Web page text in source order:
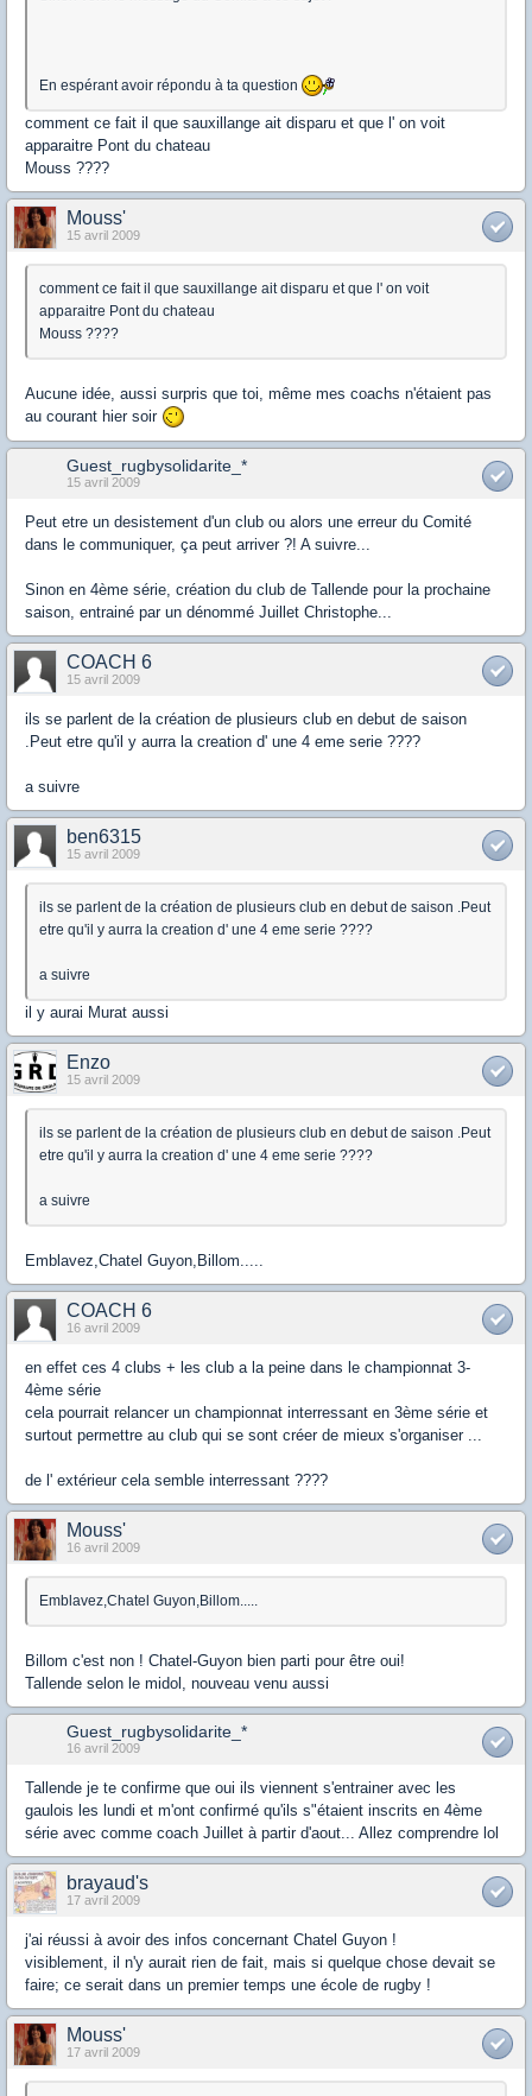
En espérant avoir répondu à ta question
comment ce fait il que sauxillange ait disparu et que l' on voit
apparaitre Pont du chateau
Mouss ????
Mouss'
15 avril 2009
comment ce fait il que sauxillange ait disparu et que l' on voit
apparaitre Pont du chateau
Mouss ????
Aucune idée, aussi surpris que toi, même mes coachs n'étaient pas
au courant hier soir
Guest_rugbysolidarite_*
15 avril 2009
Peut etre un desistement d'un club ou alors une erreur du Comité
dans le communiquer, ça peut arriver ?! A suivre...
Sinon en 4ème série, création du club de Tallende pour la prochaine
saison, entrainé par un dénommé Juillet Christophe...
COACH 6
15 avril 2009
ils se parlent de la création de plusieurs club en debut de saison
.Peut etre qu'il y aurra la creation d' une 4 eme serie ????
a suivre
ben6315
15 avril 2009
ils se parlent de la création de plusieurs club en debut de saison .Peut
etre qu'il y aurra la creation d' une 4 eme serie ????
a suivre
il y aurai Murat aussi
Enzo
15 avril 2009
ils se parlent de la création de plusieurs club en debut de saison .Peut
etre qu'il y aurra la creation d' une 4 eme serie ????
a suivre
Emblavez,Chatel Guyon,Billom.....
COACH 6
16 avril 2009
en effet ces 4 clubs + les club a la peine dans le championnat 3-
4ème série
cela pourrait relancer un championnat interressant en 3ème série et
surtout permettre au club qui se sont créer de mieux s'organiser ...
de l' extérieur cela semble interressant ????
Mouss'
16 avril 2009
Emblavez,Chatel Guyon,Billom.....
Billom c'est non ! Chatel-Guyon bien parti pour être oui!
Tallende selon le midol, nouveau venu aussi
Guest_rugbysolidarite_*
16 avril 2009
Tallende je te confirme que oui ils viennent s'entrainer avec les
gaulois les lundi et m'ont confirmé qu'ils s"étaient inscrits en 4ème
série avec comme coach Juillet à partir d'aout... Allez comprendre lol
brayaud's
17 avril 2009
j'ai réussi à avoir des infos concernant Chatel Guyon !
visiblement, il n'y aurait rien de fait, mais si quelque chose devait se
faire; ce serait dans un premier temps une école de rugby !
Mouss'
17 avril 2009